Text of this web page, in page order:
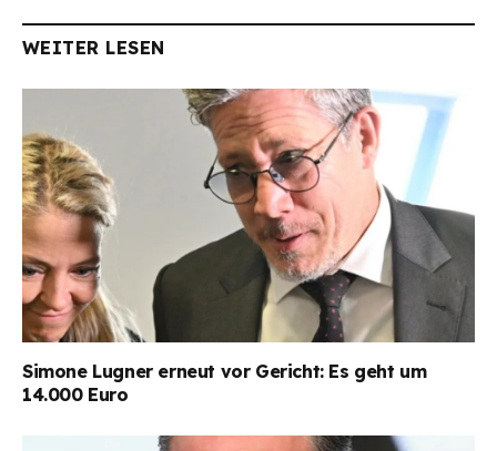
WEITER LESEN
Simone Lugner erneut vor Gericht: Es geht um
14.000 Euro